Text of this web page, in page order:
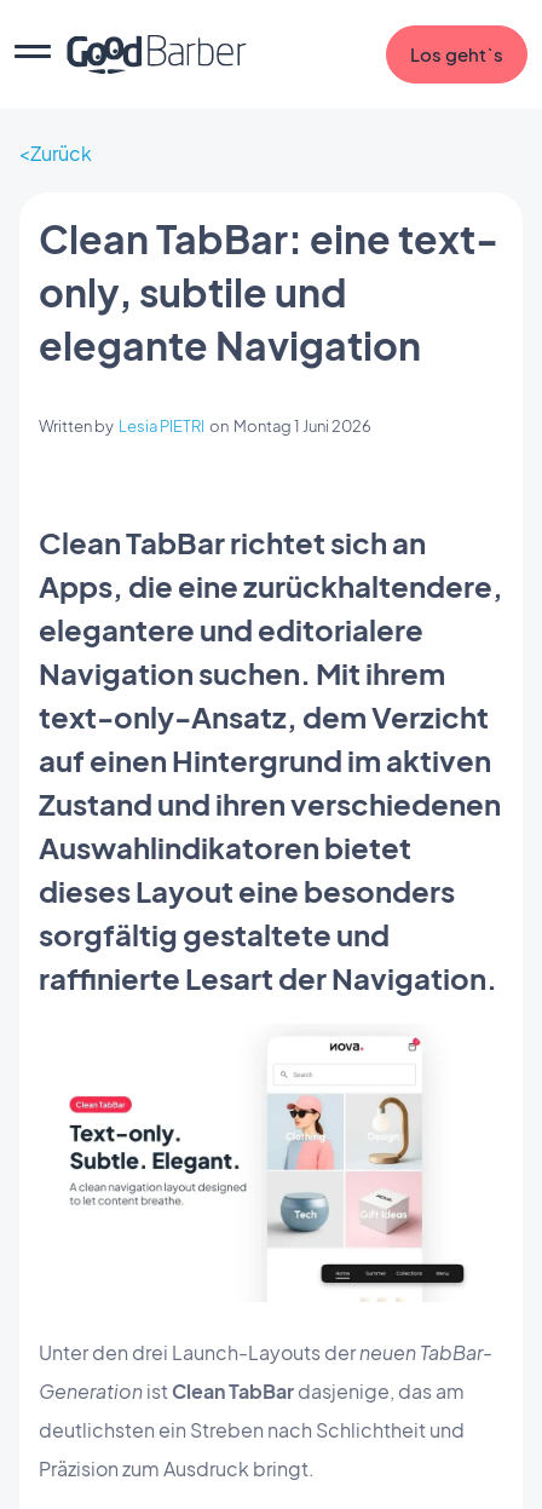
Los geht`s
Zurück
Clean TabBar: eine text-
only, subtile und
elegante Navigation
Written by Lesia PIETRI on Montag 1 Juni 2026
Clean TabBar richtet sich an
Apps, die eine zurückhaltendere,
elegantere und editorialere
Navigation suchen. Mit ihrem
text-only-Ansatz, dem Verzicht
auf einen Hintergrund im aktiven
Zustand und ihren verschiedenen
Auswahlindikatoren bietet
dieses Layout eine besonders
sorgfältig gestaltete und
raffinierte Lesart der Navigation.
Unter den drei Launch-Layouts derneuen TabBar-
GenerationistClean TabBardasjenige, das am
deutlichsten ein Streben nach Schlichtheit und
Präzision zum Ausdruck bringt.